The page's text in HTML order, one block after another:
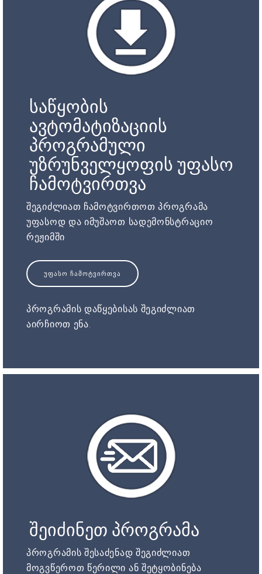
საწყობის
ავტომატიზაციის
პროგრამული
უზრუნველყოფის უფასო
ჩამოტვირთვა
შეგიძლიათ ჩამოტვირთოთ პროგრამა
უფასოდ და იმუშაოთ სადემონსტრაციო
რეჟიმში
ᲣᲤᲐᲡᲝ ᲩᲐᲛᲝᲢᲕᲘᲠᲗᲕᲐ
პროგრამის დაწყებისას შეგიძლიათ
აირჩიოთ ენა.
შეიძინეთ პროგრამა
პროგრამის შესაძენად შეგიძლიათ
მოგვწეროთ წერილი ან შეტყობინება